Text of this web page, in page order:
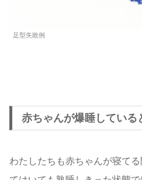
足型失敗例
赤ちゃんが爆睡している
わたしたちも赤ちゃんが寝て